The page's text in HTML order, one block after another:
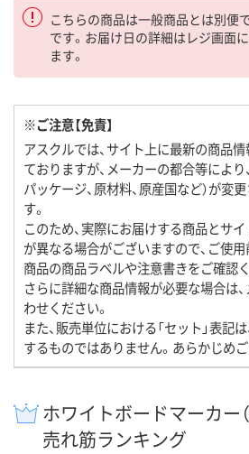
こちらの商品は一般商品とは別便
です。お届け日の詳細はレジ画面
ます。
※ご注意【免責】
アスクルでは、サイト上に最新の商品
ておりますが、メーカーの都合等により
パッケージ、原材料、原産国など）が変
す。
このため、実際にお届けする商品とサ
が異なる場合がございますので、ご使
商品の商品ラベルや注意書きをご確認く
さらに詳細な商品情報が必要な場合は
わせください。
また、販売単位における「セット」表記
するものではありません。あらかじめご
ホワイトボードマーカー
売れ筋ランキング